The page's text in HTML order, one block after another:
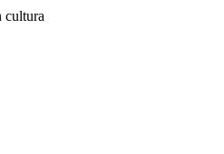
cultura